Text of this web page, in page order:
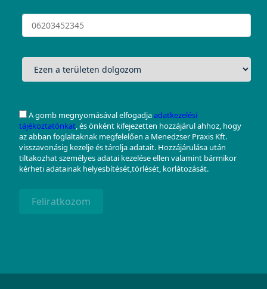
A gomb megnyomásával elfogadjaadatkezelési
tájékoztatónkat, és önként kifejezetten hozzájárul ahhoz, hogy
az abban foglaltaknak megfelelően a Menedzser Praxis Kft.
visszavonásig kezelje és tárolja adatait. Hozzájárulása után
tiltakozhat személyes adatai kezelése ellen valamint bármikor
kérheti adatainak helyesbítését,törlését, korlátozását.
Feliratkozom